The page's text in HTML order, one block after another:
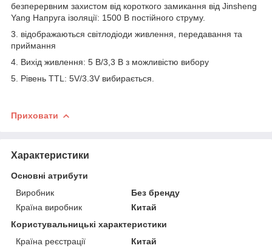
безперервним захистом від короткого замикання від Jinsheng
Yang Напруга ізоляції: 1500 В постійного струму.
3. відображаються світлодіоди живлення, передавання та
приймання
4. Вихід живлення: 5 В/3,3 В з можливістю вибору
5. Рівень TTL: 5V/3.3V вибирається.
Приховати
Характеристики
Основні атрибути
Виробник
Без бренду
Країна виробник
Китай
Користувальницькі характеристики
Країна реєстрації
Китай